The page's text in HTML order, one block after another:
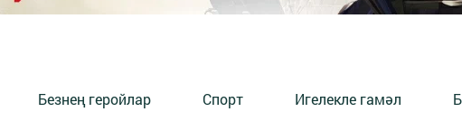
Безнең геройлар Спорт Игелекле гамәл